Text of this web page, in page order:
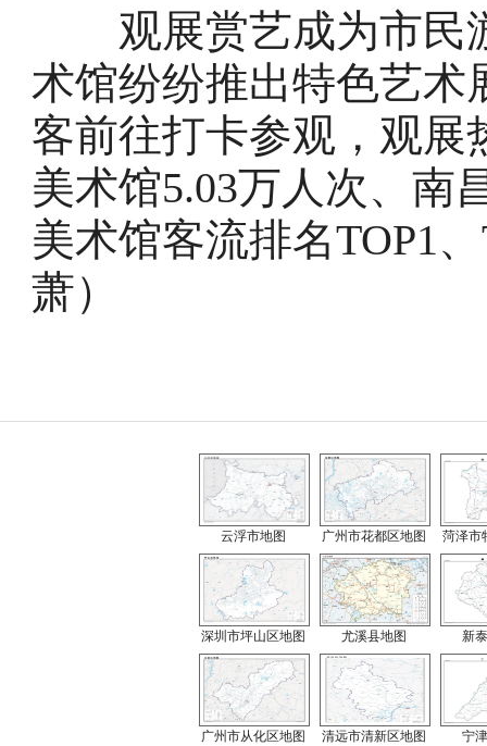
观展赏艺成为市民
术馆纷纷推出特色艺术
客前往打卡参观，观展
美术馆5.03万人次、南
美术馆客流排名TOP1
萧）
云浮市地图 广州市花都区地图 菏泽市
深圳市坪山区地图 尤溪县地图 新
广州市从化区地图 清远市清新区地图 宁